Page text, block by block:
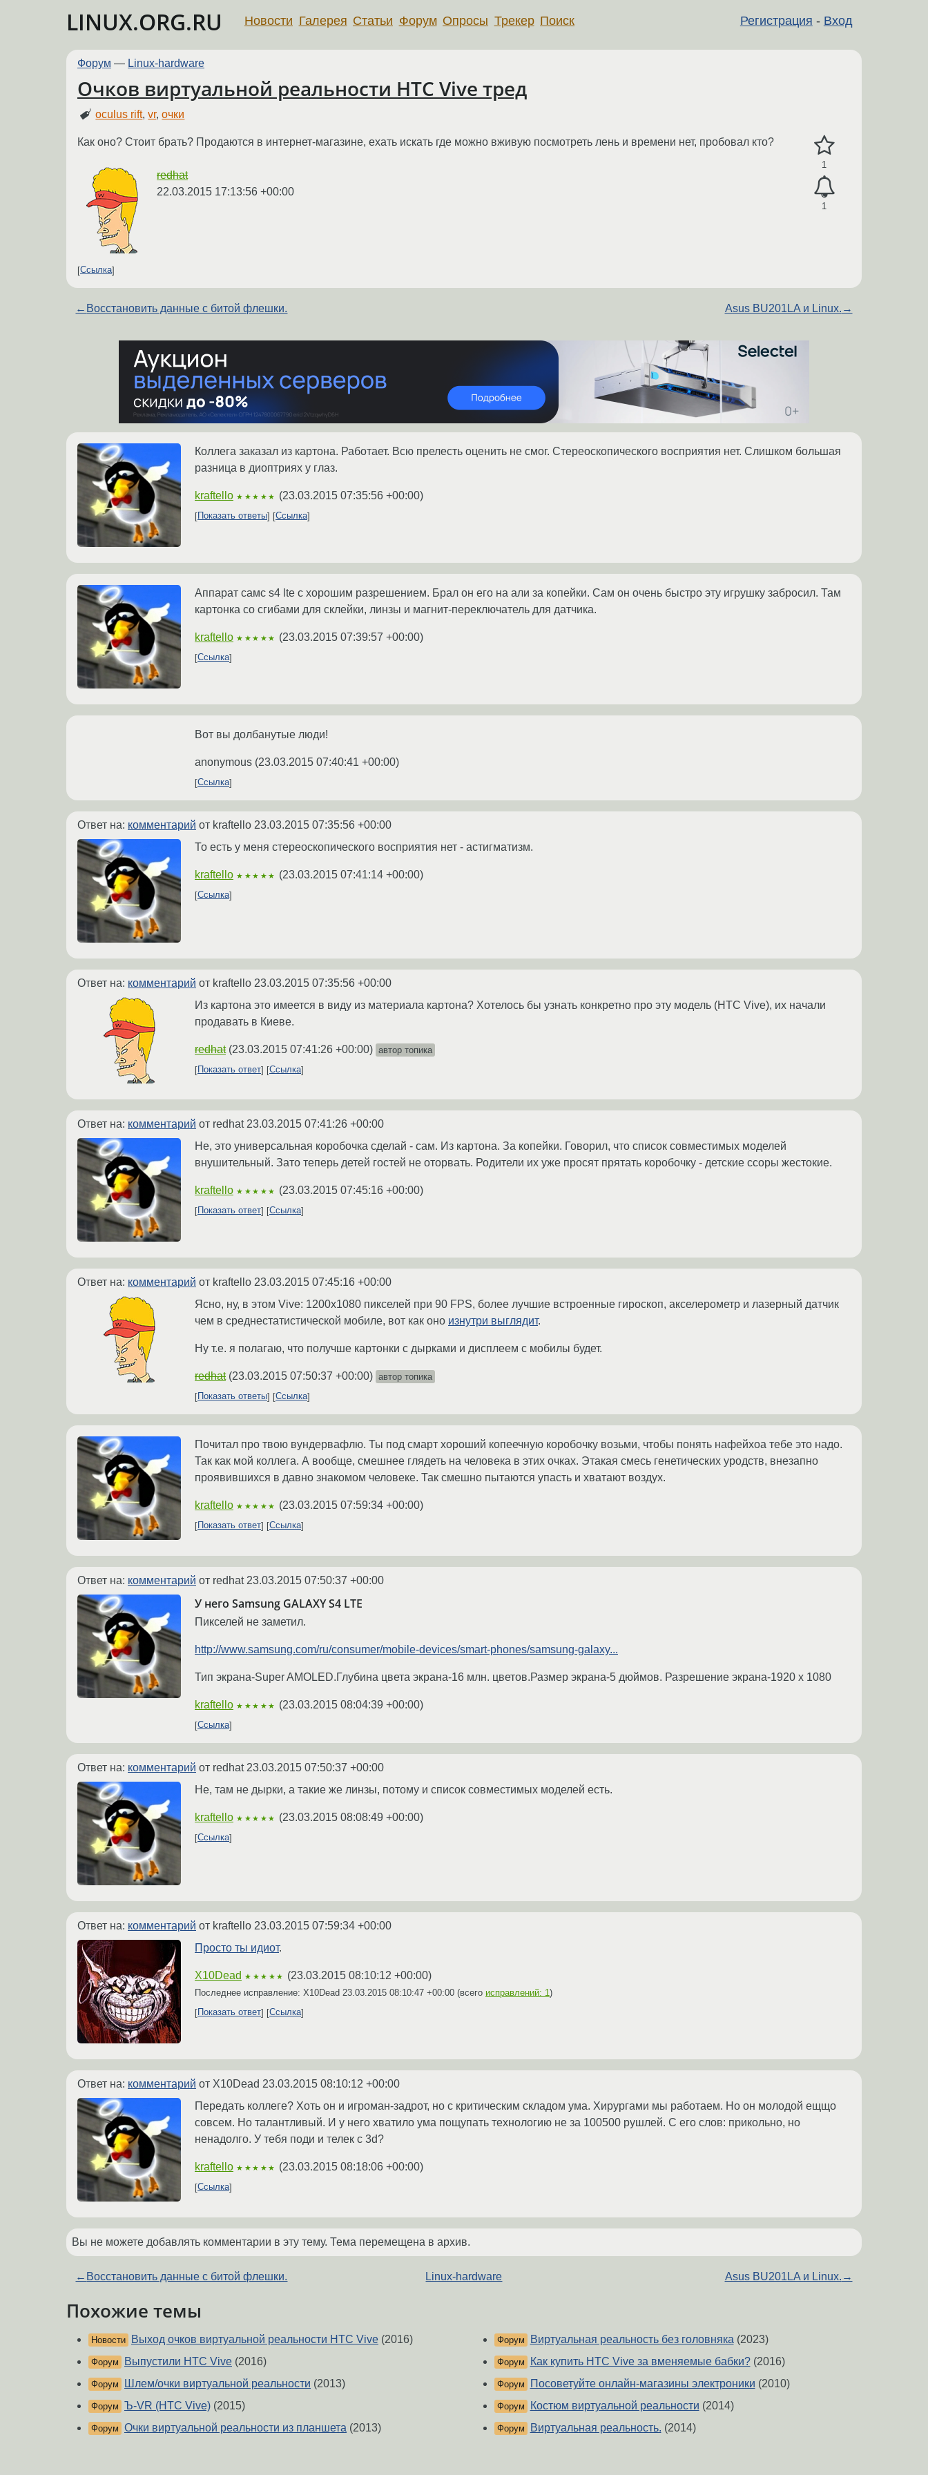
LINUX.ORG.RU Регистрация - Вход
Новости Галерея Статьи Форум Опросы Трекер Поиск
Форум — Linux-hardware
Очков виртуальной реальности HTC Vive тред
oculus rift,vr,очки
1
1
Как оно? Стоит брать? Продаются в интернет-магазине, ехать искать где можно вживую посмотреть лень и времени нет, пробовал кто?
redhat
22.03.2015 17:13:56 +00:00
Ссылка
← Восстановить данные с битой флешки. Asus BU201LA и Linux. →
Коллега заказал из картона. Работает. Всю прелесть оценить не смог. Стереоскопического восприятия нет. Слишком большая
разница в диоптриях у глаз.
kraftello ★★★★★ (23.03.2015 07:35:56 +00:00)
Показать ответы Ссылка
Аппарат самс s4 lte c хорошим разрешением. Брал он его на али за копейки. Сам он очень быстро эту игрушку забросил. Там
картонка со сгибами для склейки, линзы и магнит-переключатель для датчика.
kraftello ★★★★★ (23.03.2015 07:39:57 +00:00)
Ссылка
Вот вы долбанутые люди!
anonymous (23.03.2015 07:40:41 +00:00)
Ссылка
Ответ на: комментарий от kraftello 23.03.2015 07:35:56 +00:00
То есть у меня стереоскопического восприятия нет - астигматизм.
kraftello ★★★★★ (23.03.2015 07:41:14 +00:00)
Ссылка
Ответ на: комментарий от kraftello 23.03.2015 07:35:56 +00:00
Из картона это имеется в виду из материала картона? Хотелось бы узнать конкретно про эту модель (HTC Vive), их начали
продавать в Киеве.
redhat (23.03.2015 07:41:26 +00:00) автор топика
Показать ответ
Ссылка
Ответ на: комментарий от redhat 23.03.2015 07:41:26 +00:00
Не, это универсальная коробочка сделай - сам. Из картона. За копейки. Говорил, что список совместимых моделей
внушительный. Зато теперь детей гостей не оторвать. Родители их уже просят прятать коробочку - детские ссоры жестокие.
kraftello ★★★★★ (23.03.2015 07:45:16 +00:00)
Показать ответ Ссылка
Ответ на: комментарий от kraftello 23.03.2015 07:45:16 +00:00
Ясно, ну, в этом Vive: 1200х1080 пикселей пpи 90 FPS, более лучшие встроенные гироскоп, акселерометр и лазерный датчик
чем в среднестатистической мобиле, вот как оно изнутри выглядит.
Ну т.е. я полагаю, что получше картонки с дырками и дисплеем с мобилы будет.
redhat (23.03.2015 07:50:37 +00:00) автор топика
Показать ответы
Ссылка
Почитал про твою вундервафлю. Ты под смарт хороший копеечную коробочку возьми, чтобы понять нафейхоа тебе это надо.
Так как мой коллега. А вообще, смешнее глядеть на человека в этих очках. Этакая смесь генетических уродств, внезапно
проявившихся в давно знакомом человеке. Так смешно пытаются упасть и хватают воздух.
kraftello ★★★★★ (23.03.2015 07:59:34 +00:00)
Показать ответ Ссылка
Ответ на: комментарий от redhat 23.03.2015 07:50:37 +00:00
У него Samsung GALAXY S4 LTE
Пикселей не заметил.
http://www.samsung.com/ru/consumer/mobile-devices/smart-phones/samsung-galaxy...
Тип экрана-Super AMOLED.Глубина цвета экрана-16 млн. цветов.Размер экрана-5 дюймов. Разрешение экрана-1920 x 1080
kraftello ★★★★★ (23.03.2015 08:04:39 +00:00)
Ссылка
Ответ на: комментарий от redhat 23.03.2015 07:50:37 +00:00
Не, там не дырки, а такие же линзы, потому и список совместимых моделей есть.
kraftello ★★★★★ (23.03.2015 08:08:49 +00:00)
Ссылка
Ответ на: комментарий от kraftello 23.03.2015 07:59:34 +00:00
Просто ты идиот.
X10Dead ★★★★★ (23.03.2015 08:10:12 +00:00)
Последнее исправление: X10Dead 23.03.2015 08:10:47 +00:00 (всего исправлений: 1)
Показать ответ
Ссылка
Ответ на: комментарий от X10Dead 23.03.2015 08:10:12 +00:00
Передать коллеге? Хоть он и игроман-задрот, но с критическим складом ума. Хирургами мы работаем. Но он молодой ещщо
совсем. Но талантливый. И у него хватило ума пощупать технологию не за 100500 рушлей. С его слов: прикольно, но
ненадолго. У тебя поди и телек с 3d?
kraftello ★★★★★ (23.03.2015 08:18:06 +00:00)
Ссылка
Вы не можете добавлять комментарии в эту тему. Тема перемещена в архив.
← Восстановить данные с битой флешки. Linux-hardware Asus BU201LA и Linux. →
Похожие темы
Новости Выход очков виртуальной реальности HTC Vive (2016)
Форум Выпустили HTC Vive (2016)
Форум Шлем/очки виртуальной реальности (2013)
Форум Ъ-VR (HTC Vive) (2015)
Форум Очки виртуальной реальности из планшета (2013)
Форум Виртуальная реальность без головняка (2023)
Форум Как купить HTC Vive за вменяемые бабки?(2016)
Форум Посоветуйте онлайн-магазины электроники (2010)
Форум Костюм виртуальной реальности (2014)
Форум Виртуальная реальность. (2014)